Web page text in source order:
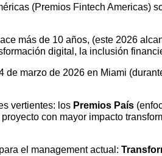
(Premios Fintech Americas)
más de 10 años, (este 2026
digital, la inclusión
de marzo de 2026 en Miami
vertientes: los Premios País
con mayor impacto
el managementactual: